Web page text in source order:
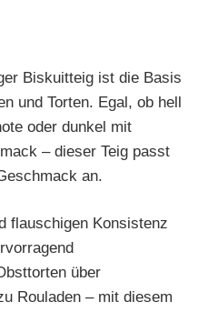
Biskuitteig ist die Basis
und Torten. Egal, ob hell
oder dunkel mit
– dieser Teig passt
an.
flauschigen Konsistenz
über
Rouladen – mit diesem